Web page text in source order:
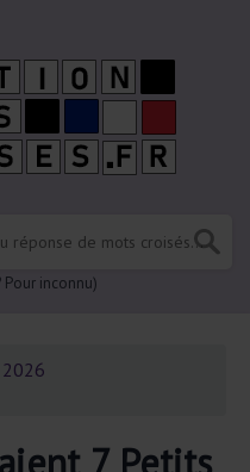
Pour inconnu)
2026